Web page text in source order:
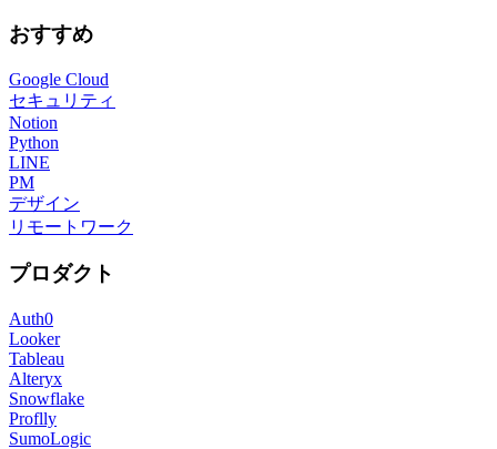
おすすめ
Google Cloud
セキュリティ
Notion
Python
LINE
PM
デザイン
リモートワーク
プロダクト
Auth0
Looker
Tableau
Alteryx
Snowflake
Proflly
SumoLogic